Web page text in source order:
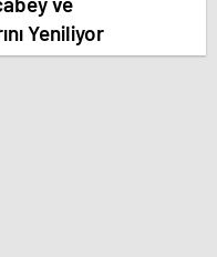
Yeniliyor